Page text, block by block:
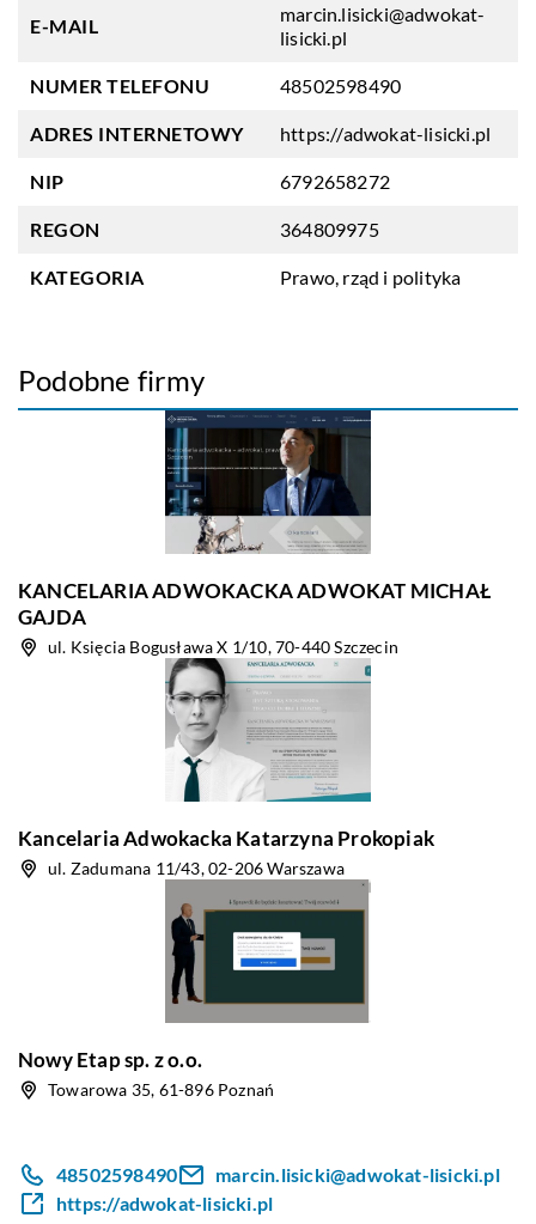
E-MAIL
marcin.lisicki@adwokat-
lisicki.pl
NUMER TELEFONU 48502598490
ADRES INTERNETOWY https://adwokat-lisicki.pl
NIP 6792658272
REGON 364809975
KATEGORIA Prawo, rząd i polityka
Podobne firmy
KANCELARIA ADWOKACKA ADWOKAT MICHAŁ
GAJDA
ul. Księcia Bogusława X 1/10, 70-440 Szczecin
Kancelaria Adwokacka Katarzyna Prokopiak
ul. Zadumana 11/43, 02-206 Warszawa
Nowy Etap sp. z o.o.
Towarowa 35, 61-896 Poznań
48502598490
marcin.lisicki@adwokat-lisicki.pl
https://adwokat-lisicki.pl